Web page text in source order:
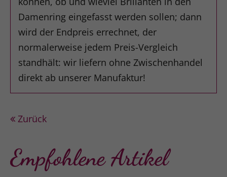
Damenring eingefasst werden sollen; dann
wird der Endpreis errechnet, der
normalerweise jedem Preis-Vergleich
standhält: wir liefern ohne Zwischenhandel
direkt ab unserer Manufaktur!
Zurück
Empfohlene Artikel